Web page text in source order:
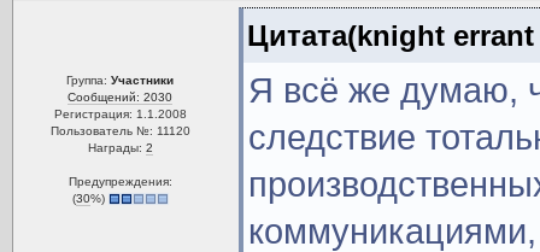
Группа:Участники
Сообщений: 2030
Регистрация: 1.1.2008
Пользователь №: 11120
Награды: 2
Предупреждения:
(30%)
Цитата(knight errant
Я всё же думаю,
следствие